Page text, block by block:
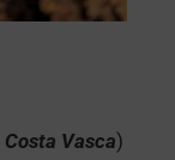
Costa Vasca)